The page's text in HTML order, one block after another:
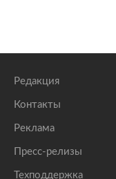
Редакция
Контакты
Реклама
Пресс-релизы
Техподдержка